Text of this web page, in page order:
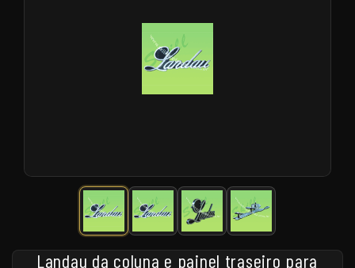
Landau da coluna e painel traseiro para